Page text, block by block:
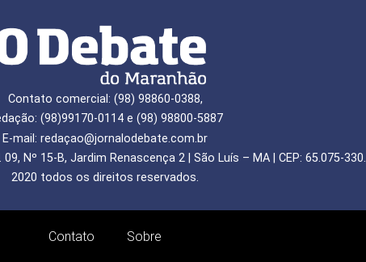
Contato comercial: (98) 98860-0388,
(98)99170-0114 e (98) 98800-5887
E-mail: redaçao@jornalodebate.com.br
09, Nº 15-B, Jardim Renascença 2 | São Luís – MA | CEP: 65.075-330.
2020 todos os direitos reservados.
Contato Sobre